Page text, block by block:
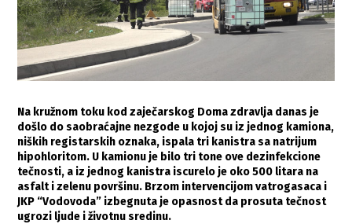
Na kružnom toku kod zaječarskog Doma zdravlja danas je
došlo do saobraćajne nezgode u kojoj su iz jednog kamiona,
niških registarskih oznaka, ispala tri kanistra sa natrijum
hipohloritom. U kamionu je bilo tri tone ove dezinfekcione
tečnosti, a iz jednog kanistra iscurelo je oko 500 litara na
asfalt i zelenu površinu. Brzom intervencijom vatrogasaca i
JKP “Vodovoda” izbegnuta je opasnost da prosuta tečnost
ugrozi ljude i životnu sredinu.